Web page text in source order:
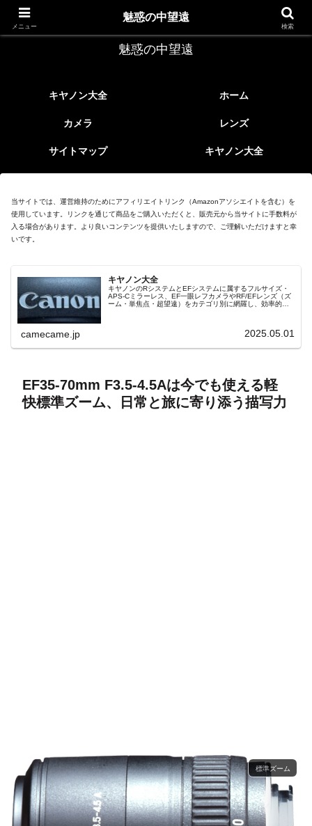
レトロなEFレンズ
魅惑の中望遠
キヤノン大全 ホーム
カメラ レンズ
サイトマップ キヤノン大全
当サイトでは、運営維持のためにアフィリエイトリンク（Amazonアソシエイトを含む）を
使用しています。リンクを通じて商品をご購入いただくと、販売元から当サイトに手数料が
入る場合があります。より良いコンテンツを提供いたしますので、ご理解いただけますと幸
いです。
キヤノン大全
キヤノンのRシステムとEFシステムに属するフルサイズ・
APS-Cミラーレス、EF一眼レフカメラやRF/EFレンズ（ズ
ーム・単焦点・超望遠）をカテゴリ別に網羅し、効率的に
camecame.jp 2025.05.01
EF35-70mm F3.5-4.5Aは今でも使える軽
快標準ズーム、日常と旅に寄り添う描写力
標準ズーム
メニュー
魅惑の中望遠
検索